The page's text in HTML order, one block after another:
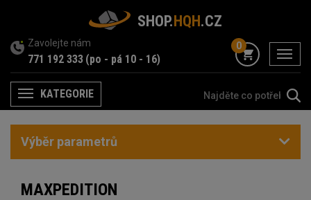
SHOP.HQH.CZ
Zavolejte nám
771 192 333 (po - pá 10 - 16) menu
0
MenuKATEGORIE
Výběr parametrů
MAXPEDITION